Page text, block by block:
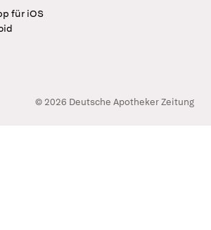
für iOS
© 2026 Deutsche Apotheker Zeitung